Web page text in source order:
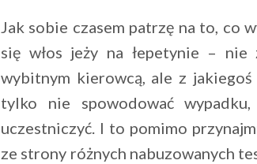
Jak sobie czasem patrzę na to, co
się włos jeży na łepetynie – nie
wybitnym kierowcą, ale z
tylko nie spowodować
uczestniczyć. I to pomimo
ze strony różnych nabuzowanych